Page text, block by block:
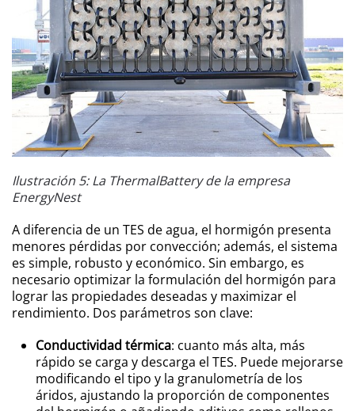
Ilustración 5: La ThermalBattery de la empresa
EnergyNest
A diferencia de un TES de agua, el hormigón presenta
menores pérdidas por convección; además, el sistema
es simple, robusto y económico. Sin embargo, es
necesario optimizar la formulación del hormigón para
lograr las propiedades deseadas y maximizar el
rendimiento. Dos parámetros son clave:
Conductividad térmica: cuanto más alta, más
rápido se carga y descarga el TES. Puede mejorarse
modificando el tipo y la granulometría de los
áridos, ajustando la proporción de componentes